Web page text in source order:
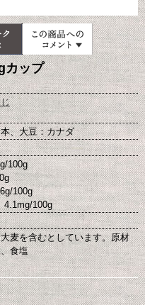
カップ
、大豆：カナダ
100g
100g
100g
麦を含むとしています。原材
食塩